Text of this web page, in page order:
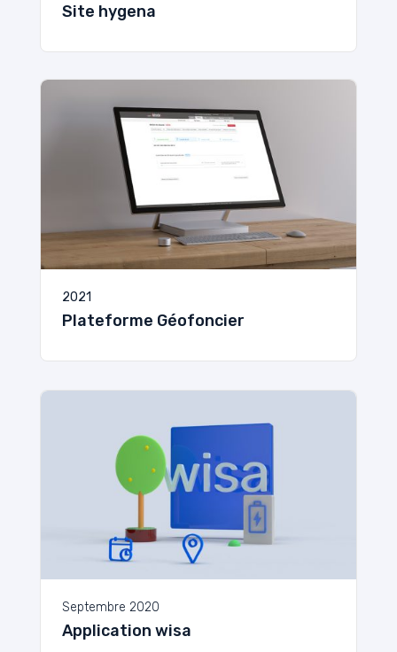
Site hygena
2021
Plateforme Géofoncier
Septembre 2020
Application wisa